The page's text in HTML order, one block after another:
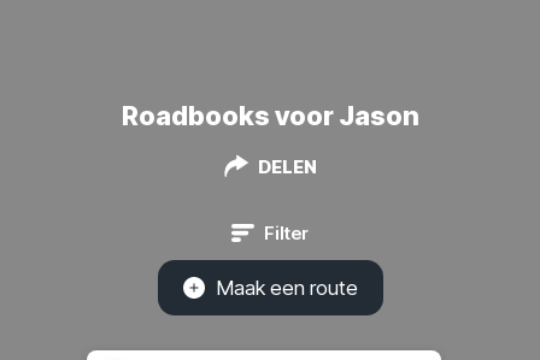
Roadbooks voor Jason
DELEN
Filter
Maak een route